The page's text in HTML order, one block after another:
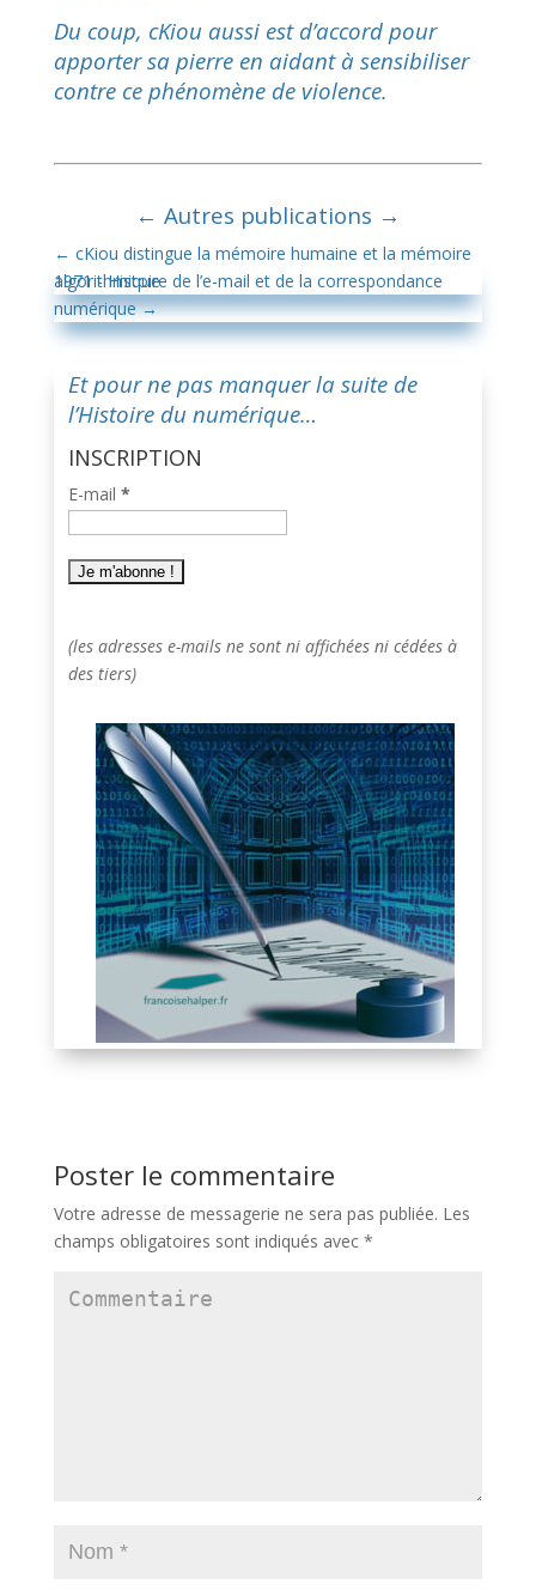
Du coup, cKiou aussi est d’accord pour
apporter sa pierre en aidant à sensibiliser
contre ce phénomène de violence.
← Autres publications →
← cKiou distingue la mémoire humaine et la mémoire
algorithmique
1971 - Histoire de l’e-mail et de la correspondance
numérique→
Et pour ne pas manquer la suite de
l’Histoire du numérique…
INSCRIPTION
E-mail *
(les adresses e-mails ne sont ni affichées ni cédées à
des tiers)
Poster le commentaire
Votre adresse de messagerie ne sera pas publiée. Les
champs obligatoires sont indiqués avec *